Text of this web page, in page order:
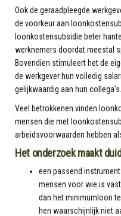
Ook de geraadpleegde
de voorkeur aan
loonkostensubsidie beter
werknemers doordat meestal
Bovendien stimuleert het de
de werkgever hun volledig
gelijkwaardig aan hun collega’s.
Veel betrokkenen vinden
mensen die met
arbeidsvoorwaarden hebben
Het onderzoek maakt
een passend
mensen voor wie is
dan het minimumloon
hen waarschijnlijk niet